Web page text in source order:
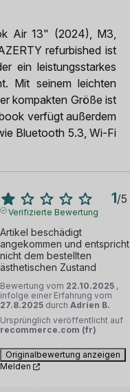
Air 13" (2024), M3,
refurbished ist
ein leistungsstarkes
Mit seinem leichten
kompakten Größe ist
verfügt außerdem
Bluetooth 5.3, Wi-Fi
1/5
Verifizierte Bewertung
Artikel beschädigt
angekommen und entspricht
nicht dem bestellten
ästhetischen Zustand
Bewertung vom 22.10.2025 ,
infolge einer Erfahrung vom
27.8.2025 durch Adrien B.
Ursprünglich veröffentlicht auf
recommerce.com (fr)
Originalbewertung anzeigen
Melden